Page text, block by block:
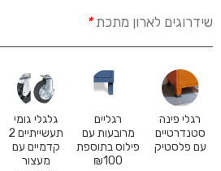
שידרוגים לארון מתכת*
רגלי פינה
סטנדרטיים
עם פלסטיק
רגליים
מרובעות עם
פילוס בתוספת
₪100
גלגלי גומי
תעשייתיים 2
קדמיים עם
מעצור